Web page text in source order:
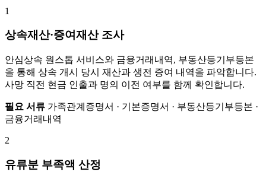
1
상속재산·증여재산 조사
안심상속 원스톱 서비스와 금융거래내역, 부동산등기부등본
을 통해 상속 개시 당시 재산과 생전 증여 내역을 파악합니다.
사망 직전 현금 인출과 명의 이전 여부를 함께 확인합니다.
필요 서류 가족관계증명서 · 기본증명서 · 부동산등기부등본 ·
금융거래내역
2
유류분 부족액 산정